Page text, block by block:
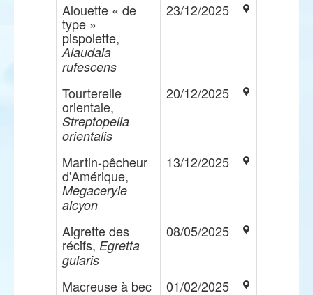
Alouette « de
type »
pispolette,
Alaudala
rufescens
23/12/2025
Tourterelle
orientale,
Streptopelia
orientalis
20/12/2025
Martin-pêcheur
d'Amérique,
Megaceryle
alcyon
13/12/2025
Aigrette des
récifs, Egretta
gularis
08/05/2025
Macreuse à bec 01/02/2025